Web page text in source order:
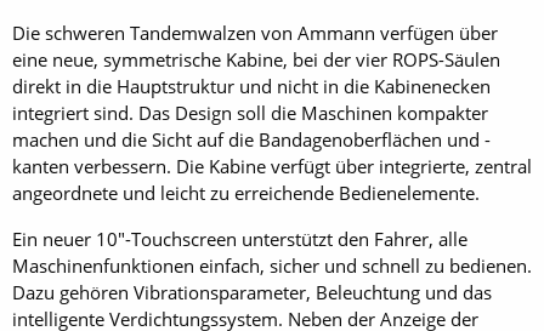
Die schweren Tandemwalzen von Ammann verfügen über
eine neue, symmetrische Kabine, bei der vier ROPS-Säulen
direkt in die Hauptstruktur und nicht in die Kabinenecken
integriert sind. Das Design soll die Maschinen kompakter
machen und die Sicht auf die Bandagenoberflächen und -
kanten verbessern. Die Kabine verfügt über integrierte, zentral
angeordnete und leicht zu erreichende Bedienelemente.
Ein neuer 10"-Touchscreen unterstützt den Fahrer, alle
Maschinenfunktionen einfach, sicher und schnell zu bedienen.
Dazu gehören Vibrationsparameter, Beleuchtung und das
intelligente Verdichtungssystem. Neben der Anzeige der